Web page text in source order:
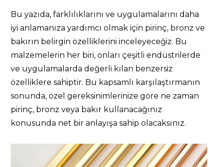
Bu yazıda, farklılıklarını ve uygulamalarını daha
iyi anlamanıza yardımcı olmak için pirinç, bronz ve
bakırın belirgin özelliklerini inceleyeceğiz. Bu
malzemelerin her biri, onları çeşitli endüstrilerde
ve uygulamalarda değerli kılan benzersiz
özelliklere sahiptir. Bu kapsamlı karşılaştırmanın
sonunda, özel gereksinimlerinize göre ne zaman
pirinç, bronz veya bakır kullanacağınız
konusunda net bir anlayışa sahip olacaksınız.